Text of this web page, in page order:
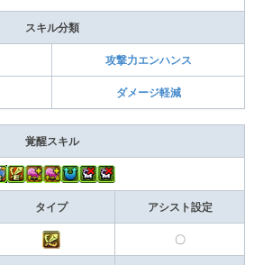
スキル分類
攻撃力エンハンス
ダメージ軽減
覚醒スキル
タイプ アシスト設定
〇